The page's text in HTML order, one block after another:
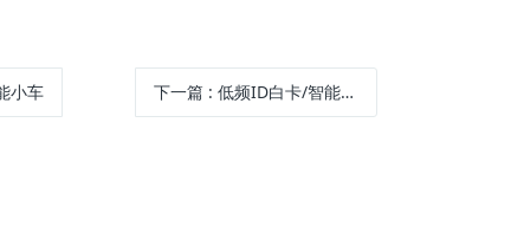
小车 下一篇 :低频ID白卡/智能ID卡RFD-T8654L